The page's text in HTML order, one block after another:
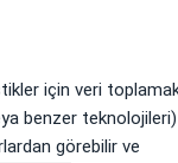
için veri
benzer
görebilir ve